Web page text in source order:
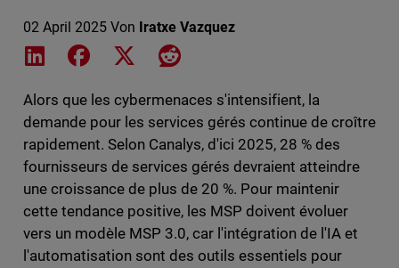
02 April 2025 Von Iratxe Vazquez
Share on LinkedIn
Share on Facebook
Share on XShare on Reddit
Alors que les cybermenaces s'intensifient, la
demande pour les services gérés continue de croître
rapidement. Selon Canalys, d'ici 2025, 28 % des
fournisseurs de services gérés devraient atteindre
une croissance de plus de 20 %. Pour maintenir
cette tendance positive, les MSP doivent évoluer
vers un modèle MSP 3.0, car l'intégration de l'IA et
l'automatisation sont des outils essentiels pour